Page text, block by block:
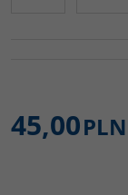
45,00PLN